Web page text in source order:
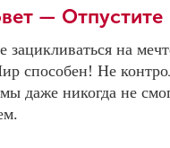
— Отпустите
зацикливаться на
способен! Не
даже никогда не